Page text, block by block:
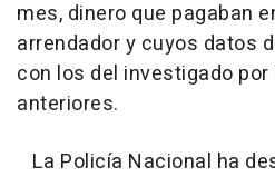
mes, dinero que pagaban
arrendador y cuyos datos
con los del investigado
anteriores.
La Policía Nacional ha